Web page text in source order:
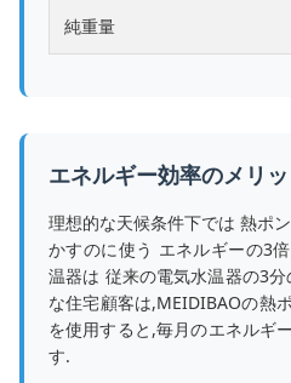
純重量
エネルギー効率のメリッ
理想的な天候条件下では 熱ポ
かすのに使う エネルギーの3
温器は 従来の電気水温器の3
な住宅顧客は,MEIDIBAOの熱
を使用すると,毎月のエネルギ
す.